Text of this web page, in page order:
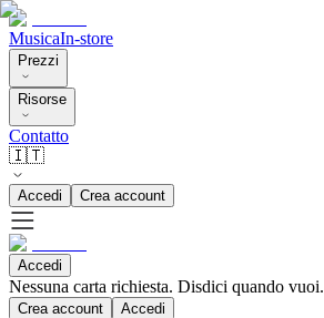
MusicaIn-store
Prezzi
Risorse
Contatto
🇮🇹
Accedi Crea account
Accedi
Nessuna carta richiesta. Disdici quando vuoi.
Crea account Accedi